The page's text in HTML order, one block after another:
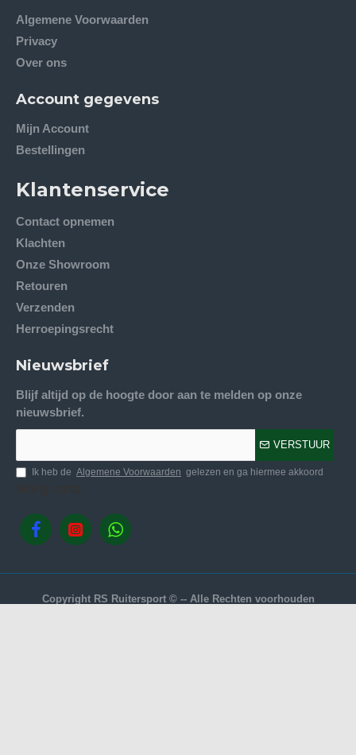
Algemene Voorwaarden
Privacy
Over ons
Account gegevens
Mijn Account
Bestellingen
Klantenservice
Contact opnemen
Klachten
Onze Showroom
Retouren
Verzenden
Herroepingsrecht
Nieuwsbrief
Blijf altijd op de hoogte door aan te melden op onze
nieuwsbrief.
VERSTUUR
Ik heb de Algemene Voorwaarden gelezen en ga hiermee akkoord
Copyright RS Ruitersport © -- Alle Rechten voorhouden